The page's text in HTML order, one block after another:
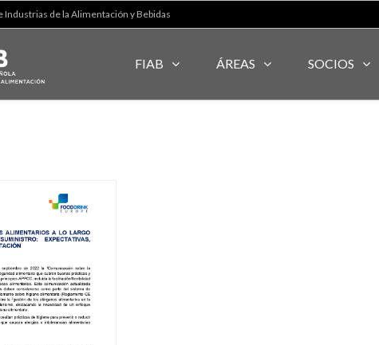
Industrias de la Alimentación y Bebidas
FIAB ÁREAS SOCIOS